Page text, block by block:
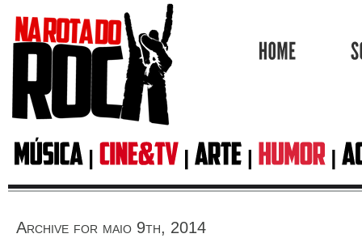
Archive for maio 9th, 2014